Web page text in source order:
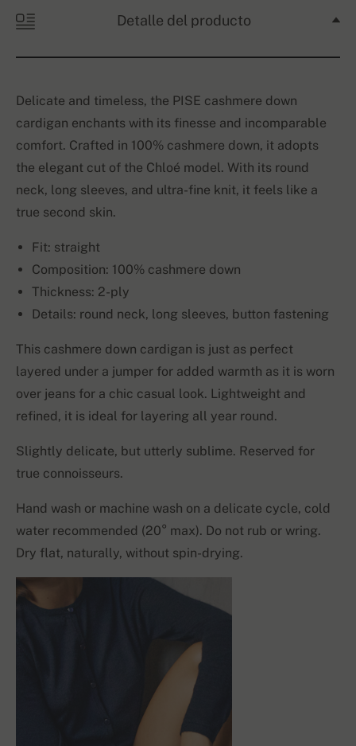
Detalle del producto
Delicate and timeless, the PISE cashmere down
cardigan enchants with its finesse and incomparable
comfort. Crafted in 100% cashmere down, it adopts
the elegant cut of the Chloé model. With its round
neck, long sleeves, and ultra-fine knit, it feels like a
true second skin.
Fit: straight
Composition: 100% cashmere down
Thickness: 2-ply
Details: round neck, long sleeves, button fastening
This cashmere down cardigan is just as perfect
layered under a jumper for added warmth as it is worn
over jeans for a chic casual look. Lightweight and
refined, it is ideal for layering all year round.
Slightly delicate, but utterly sublime. Reserved for
true connoisseurs.
Hand wash or machine wash on a delicate cycle, cold
water recommended (20° max). Do not rub or wring.
Dry flat, naturally, without spin-drying.